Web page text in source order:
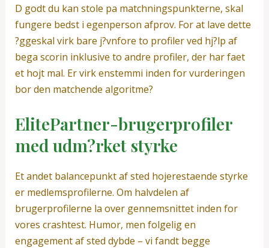
D godt du kan stole pa matchningspunkterne, skal
fungere bedst i egenperson afprov. For at lave dette
?ggeskal virk bare j?vnfore to profiler ved hj?lp af
bega scorin inklusive to andre profiler, der har faet
et hojt mal. Er virk enstemmi inden for vurderingen
bor den matchende algoritme?
ElitePartner-brugerprofiler
med udm?rket styrke
Et andet balancepunkt af sted hojerestaende styrke
er medlemsprofilerne. Om halvdelen af
brugerprofilerne la over gennemsnittet inden for
vores crashtest. Humor, men folgelig en
engagement af sted dybde – vi fandt begge